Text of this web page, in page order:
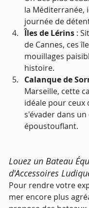
la Méditerranée,
journée de
Îles de Lérins :
de Cannes, ces
mouillages
histoire.
Calanque de
Marseille, cette
idéale pour ceux
s'évader dans
époustouflant.
Louez un Bateau
d'Accessoires
Pour rendre votre
mer encore plus